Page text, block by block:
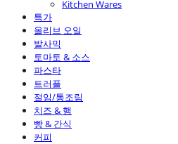
Kitchen Wares
특가
올리브 오일
발사믹
토마토 & 소스
파스타
트러플
절임/통조림
치즈 & 햄
빵 & 간식
커피